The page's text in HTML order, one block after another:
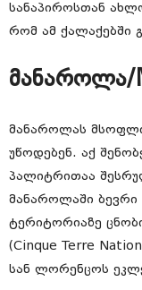
სანაპიროსთან
რომ ამ ქალაქებში
მანაროლა/
მანაროლას
უწოდებენ. აქ
პალიტრითაა
მანაროლაში
ტერიტორიაზე
(Cinque Terre
სან ლორენცოს